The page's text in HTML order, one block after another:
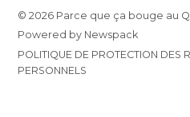
© 2026 Parce que ça bouge au
Powered by Newspack
POLITIQUE DE PROTECTION DES
PERSONNELS